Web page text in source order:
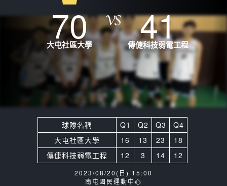
70
大屯社區大學 41
傳倢科技弱電工程
球隊名稱 Q1 Q2 Q3
Q4
大屯社區大學
16 13 23
18
傳倢科技弱電工程
12 3 14 12
2023/08/20(日) 15:00
南屯國民運動中心